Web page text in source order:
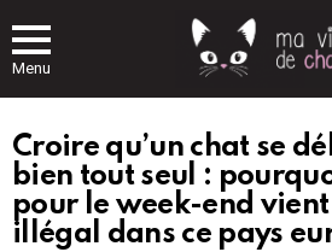
Menu
Croire qu’un chat se
bien tout seul :
pour le week-end vient
illégal dans ce pays